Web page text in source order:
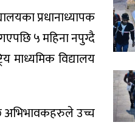
प्रधानाध्यापक
५ महिना नपुग्दै
माध्यमिक विद्यालय
अभिभावकहरुले उच्च